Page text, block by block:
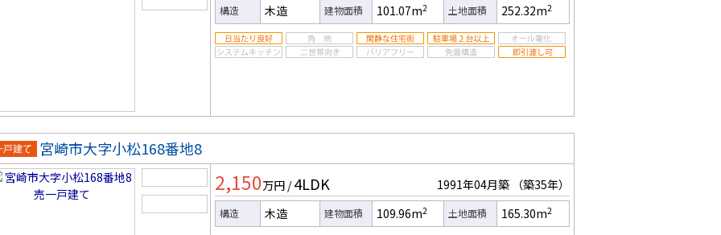
構造 木造 建物面積 101.07m2 土地面積 252.32m2
戸建
宮崎市大字小松168番地8
2,150万円 / 4LDK 1991年04月築 （築35年）
構造 木造 建物面積 109.96m2 土地面積 165.30m2